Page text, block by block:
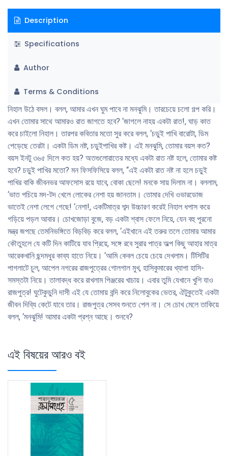
পেল না। সে চোখ মেলে তাকিয়ে বলল, ‘মনঝুমি! আমার একটা প্রশ্ন আছে। শুনবে?
Description
Specifications
Author
Terms & Conditions
নিহাল উঠে বসল। বলল, আমার এখন ঘুম পাবে না মনঝুমি। তারচেয়ে চলাে গল্প করি।
এখন তােমার সাথে আমারও রাত জাগতে হবে? ‘জাগলে নাহয় একটা রাত!, ঘাড় কাত
করে চাইলাে নিহাল। তারপর কবিতার মতাে সুর করে বলল, ‘চড়ুই পাখি বারােটা, ডিম
পেড়েছে তেরটা। একটা ডিম নষ্ট, চড়ুইপাখির কষ্ট। এই মনঝুমি, তােমার বয়স কত?
বয়স ইনটু ৩৬৫ দিলে কত হয়? অতগুলােরাতের মধ্যে একটা রাত নষ্ট হলে, তােমার কষ্ট
হবে? চড়ুই পাখির মতাে? মন ফিসফিসিয়ে বলল, “এই একটা রাত নষ্ট না হলে চড়ুই
পাখির বাকি জীবনভর আফসােস রয়ে যাবে, বােকা ছেলে! মনকে সায় দিলাম না। বললাম,
‘ভাত পচিয়ে মদ-টদ খেলে লােকের নেশা হয় জানতাম। তােমার দেখি ওভারডােজ
ভাতেই নেশা লেগে গেছে! ‘নেশা!, একটিমাত্র শব্দ উচ্চারণ করেই নিহাল ধপাস করে
গড়িয়ে পড়ল আবার। চোখজোড়া বুজে, বড় একটা শ্বাস ফেলে নিয়ে, যেন বহু পুরনাে
মন্ত্র জপছে তেমনিভঙ্গিতে বিড়বিড় করে বলল, ‘এইখানে এই তরুর তলে তােমার আমার
কৌতুহলে যে কটি দিন কাটিয়ে যাব প্রিয়ে, সঙ্গে রবে সুরার পাত্র অল্প কিছু আহার মাত্র
আরেকখানি ছন্দমধুর কাব্য হাতে নিয়ে। ‘আমি কেবল চেয়ে চেয়ে দেখলাম। টিসিটির
পাগলাটে চুল, আপেল নগরের রাজপুত্রের গােলগাল মুখ, হাসিকুমারের খ্যাপা হাসি-
সমস্তটা নিয়ে। তালাবদ্ধ করে রাখলাম পিঞ্জরের খাচায়। এবার তুমি যেখানে খুশি যাও
রাজপুত্র! ঘুটেকুড়ুনি দাসী এই যে তােমায় বন্দি করে নিলােবুকের ভেতর, ঐটুকুতেই একটা
জীবন দিব্যি কেটে যাবে তার। রাজপুত্র সেসব শুনতে পেল না। সে চোখ মেলে তাকিয়ে
বলল, ‘মনঝুমি! আমার একটা প্রশ্ন আছে। শুনবে?
এই বিষয়ের আরও বই